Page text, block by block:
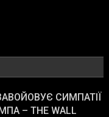
СИМПАТІЇ
– THE WALL